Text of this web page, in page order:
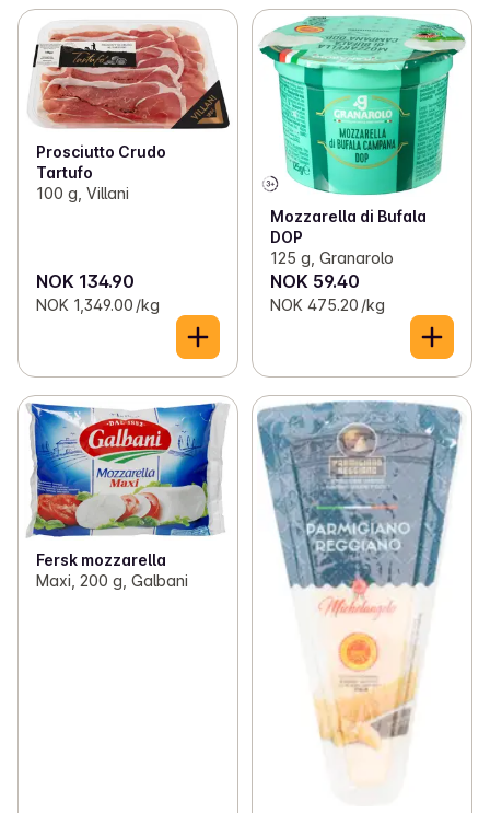
Prosciutto Crudo
Tartufo
100 g, Villani
NOK 134.90
NOK 1,349.00 /kg
Mozzarella di Bufala
DOP
125 g, Granarolo
NOK 59.40
NOK 475.20 /kg
Fersk mozzarella
Maxi, 200 g, Galbani